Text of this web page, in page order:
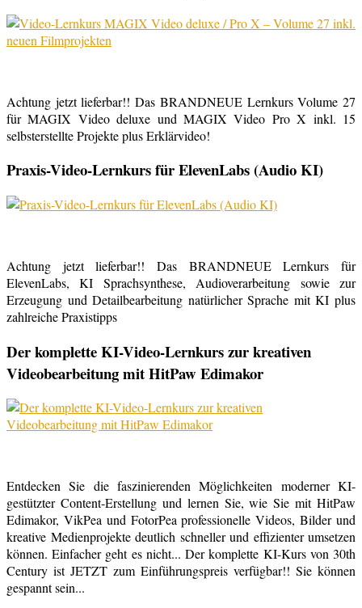
Achtung jetzt lieferbar!! Das BRANDNEUE Lernkurs Volume 27
für MAGIX Video deluxe und MAGIX Video Pro X inkl. 15
selbsterstellte Projekte plus Erklärvideo!
Praxis-Video-Lernkurs für ElevenLabs (Audio KI)
Achtung jetzt lieferbar!! Das BRANDNEUE Lernkurs für
ElevenLabs, KI Sprachsynthese, Audioverarbeitung sowie zur
Erzeugung und Detailbearbeitung natürlicher Sprache mit KI plus
zahlreiche Praxistipps
Der komplette KI-Video-Lernkurs zur kreativen
Videobearbeitung mit HitPaw Edimakor
Entdecken Sie die faszinierenden Möglichkeiten moderner KI-
gestützter Content-Erstellung und lernen Sie, wie Sie mit HitPaw
Edimakor, VikPea und FotorPea professionelle Videos, Bilder und
kreative Medienprojekte deutlich schneller und effizienter umsetzen
können. Einfacher geht es nicht... Der komplette KI-Kurs von 30th
Century ist JETZT zum Einführungspreis verfügbar!! Sie können
gespannt sein...